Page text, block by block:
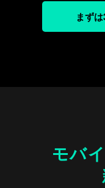
まず
モバ